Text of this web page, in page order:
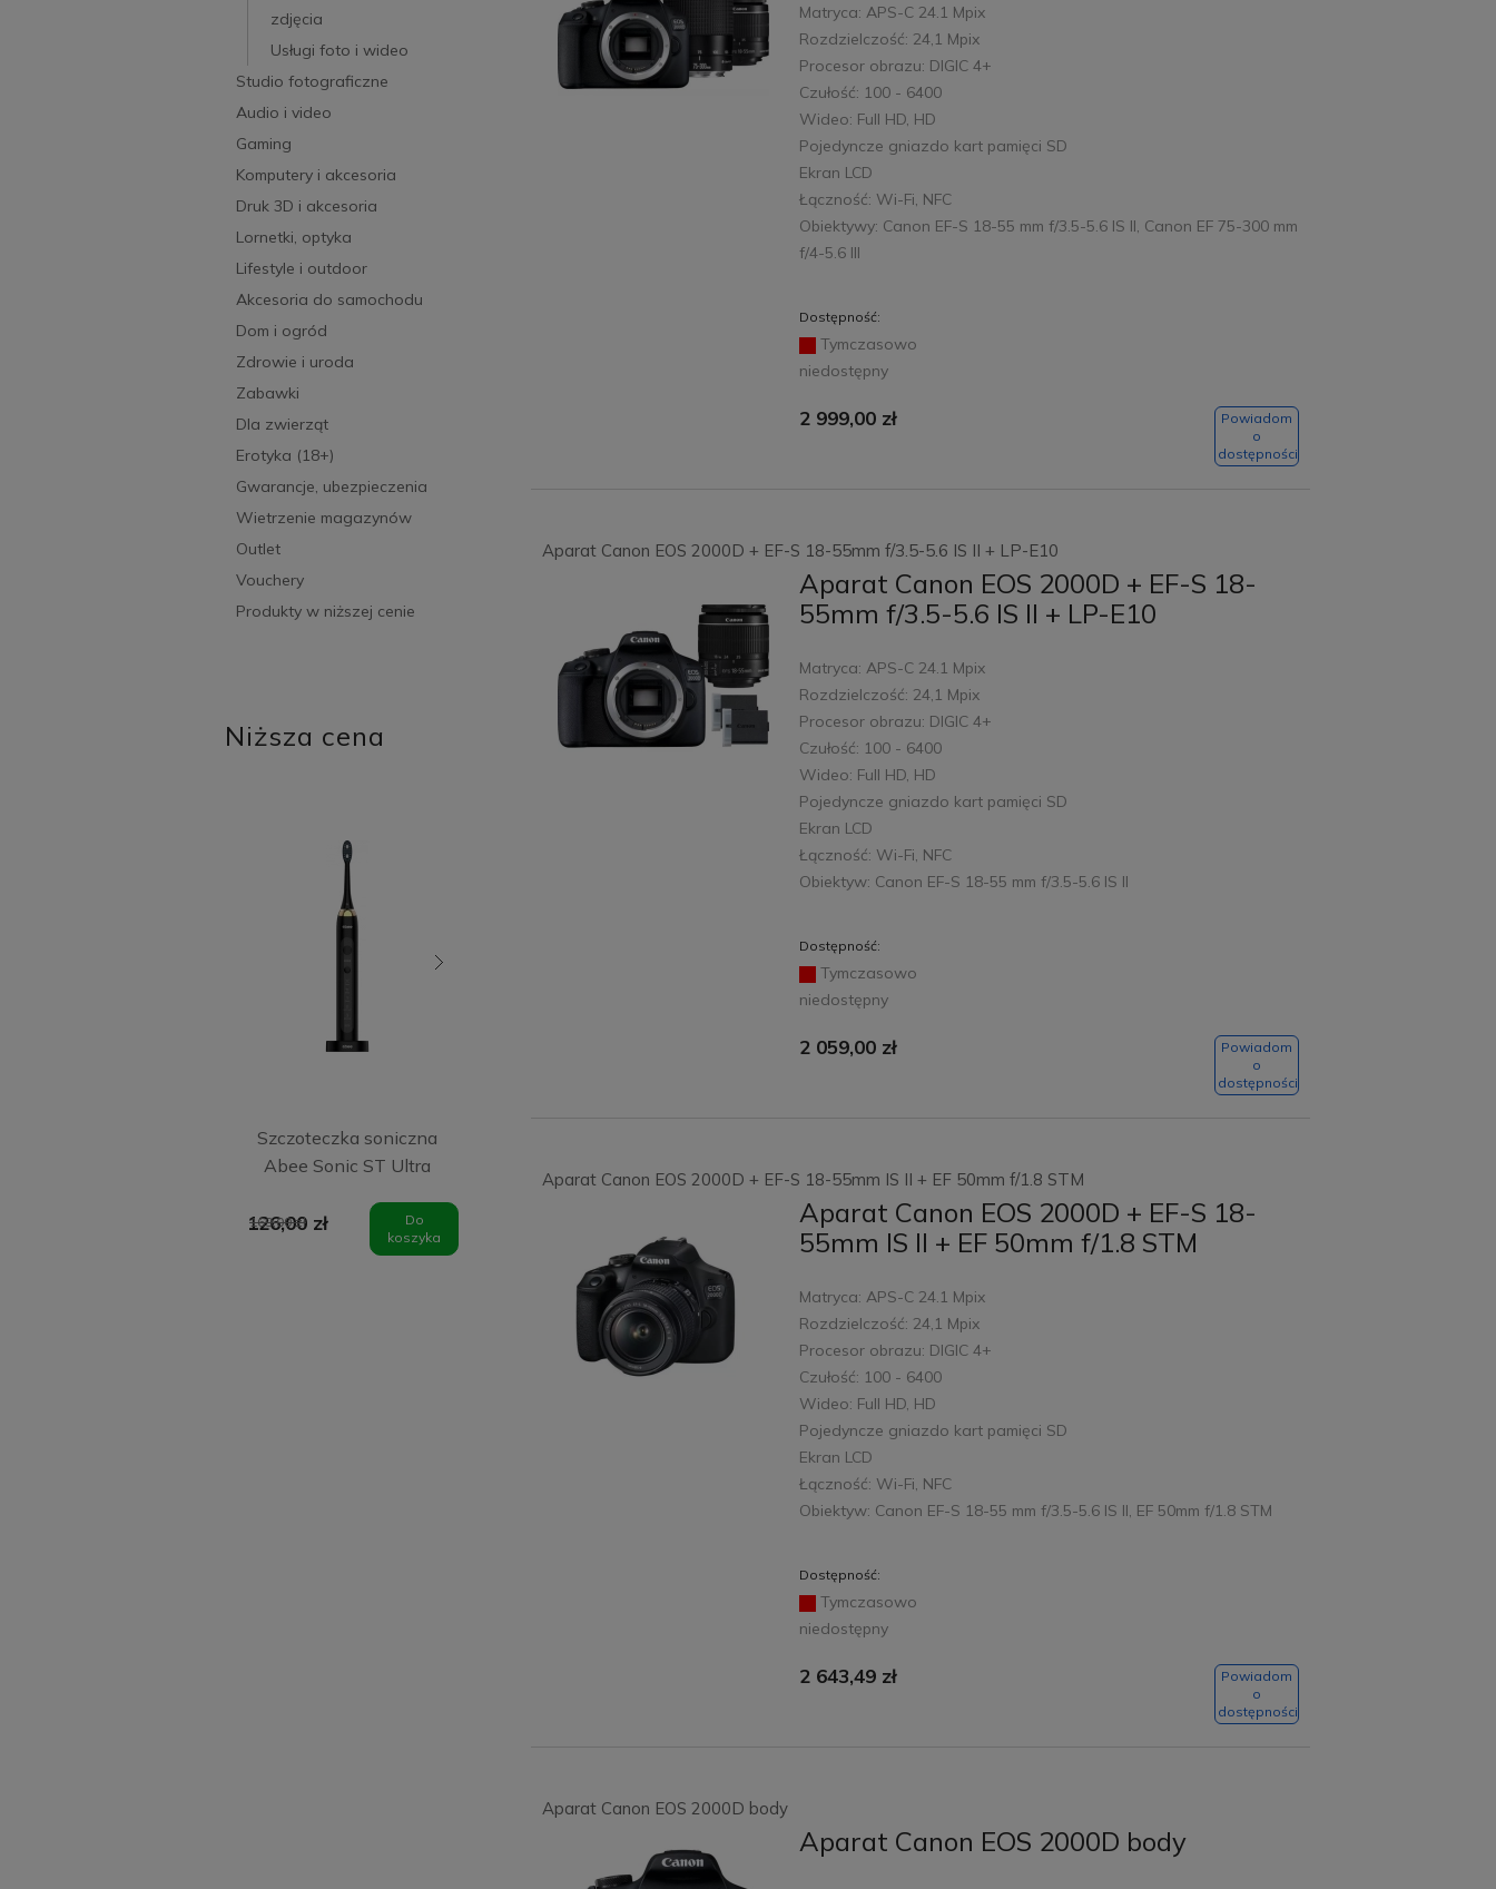
zdjęcia
Usługi foto i wideo
Studio fotograficzne
Audio i video
Gaming
Komputery i akcesoria
Druk 3D i akcesoria
Lornetki, optyka
Lifestyle i outdoor
Akcesoria do samochodu
Dom i ogród
Zdrowie i uroda
Zabawki
Dla zwierząt
Erotyka (18+)
Gwarancje, ubezpieczenia
Wietrzenie magazynów
Outlet
Vouchery
Produkty w niższej cenie
Niższa cena
Szczoteczka soniczna
Abee Sonic ST Ultra
126,00 zł
169,00 zł
Do
koszyka
koszyka
Black
126,00 zł
Do
koszyka
White
126,00 zł
169,00 zł
Do
koszyka
Matryca: APS-C 24.1 Mpix
Rozdzielczość: 24,1 Mpix
Procesor obrazu: DIGIC 4+
Czułość: 100 - 6400
Wideo: Full HD, HD
Pojedyncze gniazdo kart pamięci SD
Ekran LCD
Łączność: Wi-Fi, NFC
Obiektywy: Canon EF-S 18-55 mm f/3.5-5.6 IS II, Canon EF 75-300 mm
f/4-5.6 III
Dostępność:
Tymczasowo
niedostępny
2 999,00 zł
Powiadom
o
dostępności
Aparat Canon EOS 2000D + EF-S 18-55mm f/3.5-5.6 IS II + LP-E10
Aparat Canon EOS 2000D + EF-S 18-
55mm f/3.5-5.6 IS II + LP-E10
Matryca: APS-C 24.1 Mpix
Rozdzielczość: 24,1 Mpix
Procesor obrazu: DIGIC 4+
Czułość: 100 - 6400
Wideo: Full HD, HD
Pojedyncze gniazdo kart pamięci SD
Ekran LCD
Łączność: Wi-Fi, NFC
Obiektyw: Canon EF-S 18-55 mm f/3.5-5.6 IS II
Dostępność:
Tymczasowo
niedostępny
2 059,00 zł
Powiadom
o
dostępności
Aparat Canon EOS 2000D + EF-S 18-55mm IS II + EF 50mm f/1.8 STM
Aparat Canon EOS 2000D + EF-S 18-
55mm IS II + EF 50mm f/1.8 STM
Matryca: APS-C 24.1 Mpix
Rozdzielczość: 24,1 Mpix
Procesor obrazu: DIGIC 4+
Czułość: 100 - 6400
Wideo: Full HD, HD
Pojedyncze gniazdo kart pamięci SD
Ekran LCD
Łączność: Wi-Fi, NFC
Obiektyw: Canon EF-S 18-55 mm f/3.5-5.6 IS II, EF 50mm f/1.8 STM
Dostępność:
Tymczasowo
niedostępny
2 643,49 zł
Powiadom
o
dostępności
Aparat Canon EOS 2000D body
Aparat Canon EOS 2000D body